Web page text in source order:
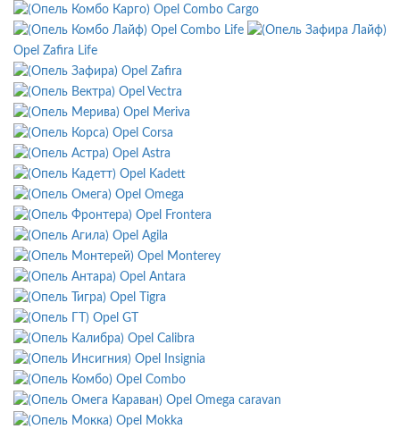
Opel Combo Cargo
Opel Combo Life
Opel Zafira Life
Opel Zafira
Opel Vectra
Opel Meriva
Opel Corsa
Opel Astra
Opel Kadett
Opel Omega
Opel Frontera
Opel Agila
Opel Monterey
Opel Antara
Opel Tigra
Opel GT
Opel Calibra
Opel Insignia
Opel Combo
Opel Omega caravan
Opel Mokka